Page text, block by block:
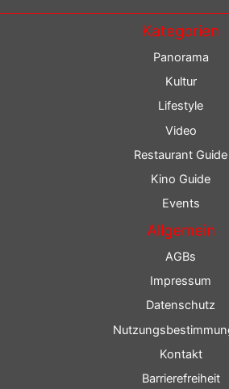
Kategorien
Panorama
Kultur
Lifestyle
Video
Restaurant Guide
Kino Guide
Events
Allgemein
AGBs
Impressum
Datenschutz
Kontakt
Barrierefreiheit